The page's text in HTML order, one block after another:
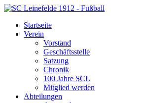
Startseite
Verein
Vorstand
Geschäftsstelle
Satzung
Chronik
100 Jahre SCL
Mitglied werden
Abteilungen